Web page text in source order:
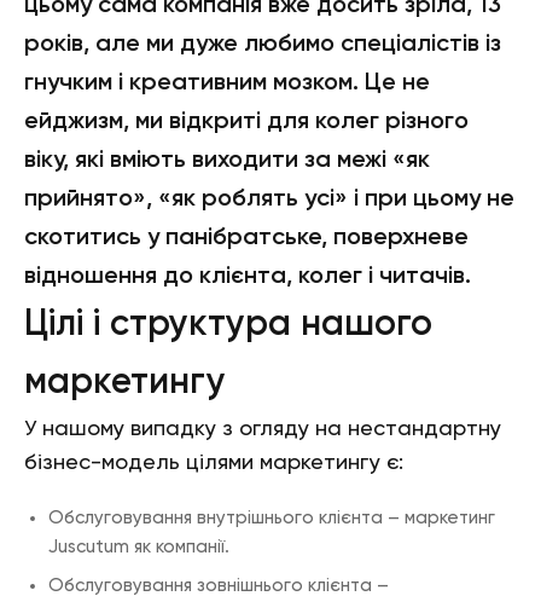
цьому сама компанія вже досить зріла, 13
років, але ми дуже любимо спеціалістів із
гнучким і креативним мозком. Це не
ейджизм, ми відкриті для колег різного
віку, які вміють виходити за межі «як
прийнято», «як роблять усі» і при цьому не
скотитись у панібратське, поверхневе
відношення до клієнта, колег і читачів.
Цілі і структура нашого
маркетингу
У нашому випадку з огляду на нестандартну
бізнес-модель цілями маркетингу є:
Обслуговування внутрішнього клієнта – маркетинг
Juscutum як компанії.
Обслуговування зовнішнього клієнта –